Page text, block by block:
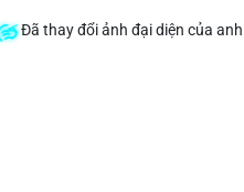
Đã thay đổi ảnh đại diện của